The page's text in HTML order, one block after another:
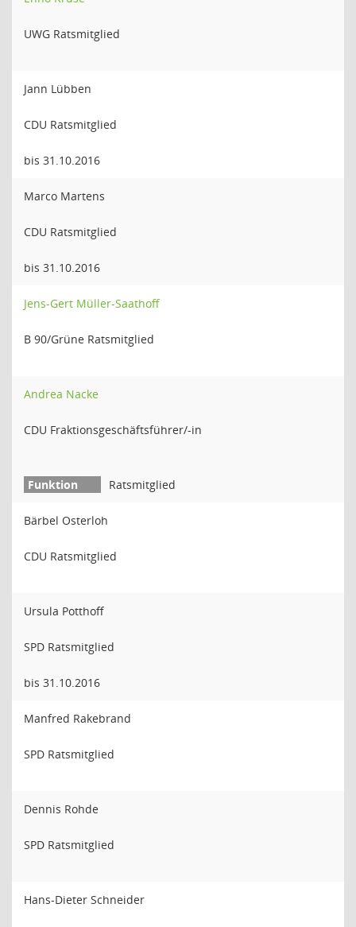
UWG Ratsmitglied
Jann Lübben
CDU Ratsmitglied
bis 31.10.2016
Marco Martens
CDU Ratsmitglied
bis 31.10.2016
Jens-Gert Müller-Saathoff
B 90/Grüne Ratsmitglied
Andrea Nacke
CDU Fraktionsgeschäftsführer/-in
Ratsmitglied
Bärbel Osterloh
CDU Ratsmitglied
Ursula Potthoff
SPD Ratsmitglied
bis 31.10.2016
Manfred Rakebrand
SPD Ratsmitglied
Dennis Rohde
SPD Ratsmitglied
Hans-Dieter Schneider